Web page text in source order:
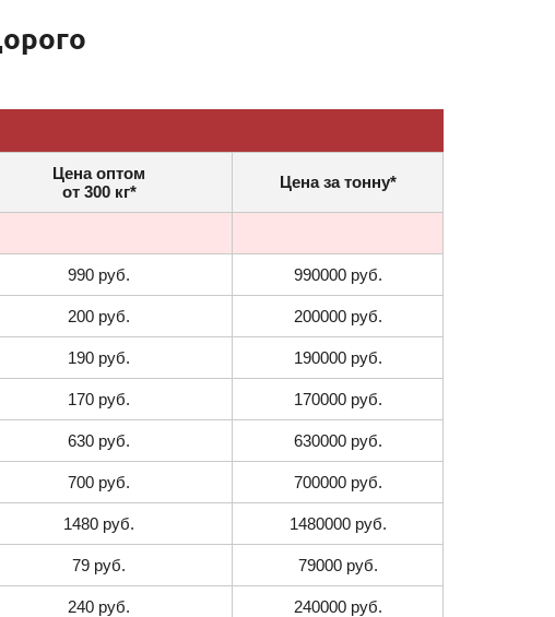
Цена оптом
от 300 кг*
Цена за тонну*
990 руб. 990000 руб.
200 руб. 200000 руб.
190 руб. 190000 руб.
170 руб. 170000 руб.
630 руб. 630000 руб.
700 руб. 700000 руб.
1480 руб. 1480000 руб.
79 руб. 79000 руб.
240 руб. 240000 руб.